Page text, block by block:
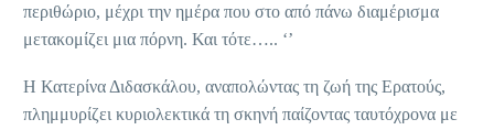
περιθώριο, μέχρι την ημέρα που στο από πάνω διαμέρισμα
μετακομίζει μια πόρνη. Και τότε….. ‘’
Η Κατερίνα Διδασκάλου, αναπολώντας τη ζωή της Ερατούς,
πλημμυρίζει κυριολεκτικά τη σκηνή παίζοντας ταυτόχρονα με